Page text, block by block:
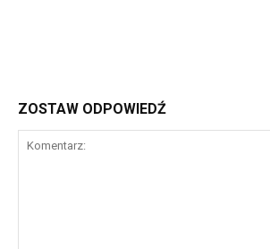
ZOSTAW ODPOWIEDŹ